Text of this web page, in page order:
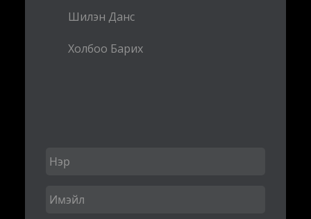
Шилэн Данс
Холбоо Барих